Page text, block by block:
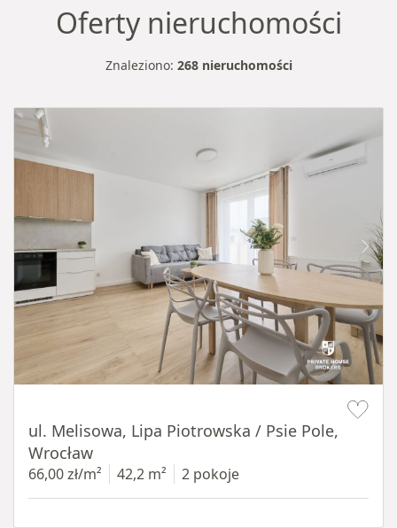
Oferty nieruchomości
Znaleziono: 268 nieruchomości
ul. Melisowa, Lipa Piotrowska / Psie Pole,
Wrocław
66,00 zł/m² 42,2 m² 2 pokoje